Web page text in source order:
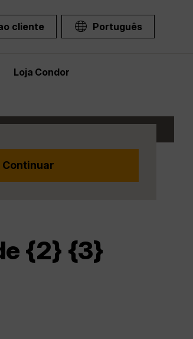
cliente Português
Loja Condor
{2} {3}